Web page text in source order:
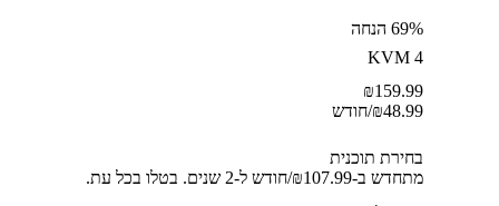
69% הנחה
KVM 4
159.99
₪
48.99
₪/חודש
בחירת תוכנית
מתחדש ב-⁦107.99⁩₪/חודש ל-2 שנים. בטלו בכל עת.